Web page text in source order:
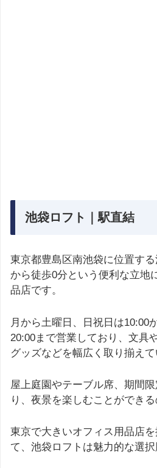
池袋ロフト｜駅直結
東京都豊島区南池袋に位置す
から徒歩0分という便利な立地
品店です。
月から土曜日、日祝日は10:00
20:00まで営業しており、文具
グッズなどを幅広く取り揃えて
屋上庭園やテーブル席、期間
り、夜景を楽しむことができる
東京で大きいオフィス用品店
て、池袋ロフトは魅力的な選択